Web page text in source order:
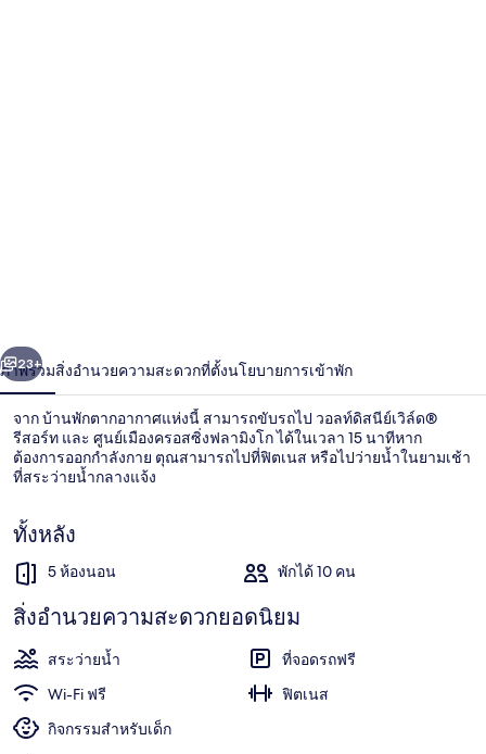
-
916
ทัส
คัน
ฮิ
ลล์ส
บู
เลอ
วาร์
ด
า
ถัดไป
23+
ภาพรวมสิ่งอำนวยความสะดวกที่ตั้งนโยบายการเข้าพัก
จาก บ้านพักตากอากาศแห่งนี้ สามารถขับรถไป วอลท์ดิสนีย์เวิล์ด®
รีสอร์ท และ ศูนย์เมืองครอสซิ่งฟลามิงโก ได้ในเวลา 15 นาทีหาก
ต้องการออกกำลังกาย ตุณสามารถไปที่ฟิตเนส หรือไปว่ายน้ำในยามเช้า
ที่สระว่ายน้ำกลางแจ้ง
ทั้งหลัง
5 ห้องนอน พักได้ 10 คน
สิ่งอำนวยความสะดวกยอดนิยม
สระว่ายน้ำ
ที่จอดรถฟรี
Wi-Fi ฟรี
ฟิตเนส
กิจกรรมสำหรับเด็ก